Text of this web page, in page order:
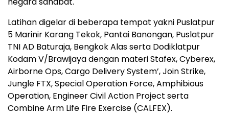
Latihan digelar di beberapa tempat yakni Puslatpur
5 Marinir Karang Tekok, Pantai Banongan, Puslatpur
TNI AD Baturaja, Bengkok Alas serta Dodiklatpur
Kodam V/Brawijaya dengan materi Stafex, Cyberex,
Airborne Ops, Cargo Delivery System’, Join Strike,
Jungle FTX, Special Operation Force, Amphibious
Operation, Engineer Civil Action Project serta
Combine Arm Life Fire Exercise (CALFEX).